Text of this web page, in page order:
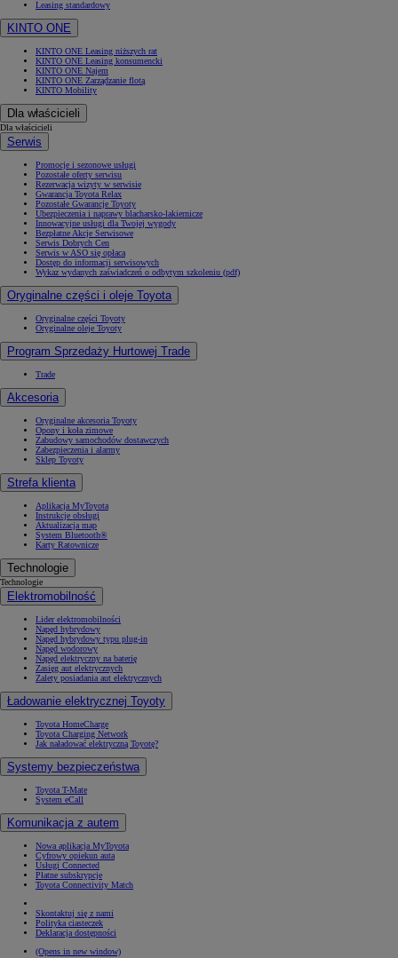
Leasing standardowy
KINTO ONE
KINTO ONE Leasing niższych rat
KINTO ONE Leasing konsumencki
KINTO ONE Najem
KINTO ONE Zarządzanie flotą
KINTO Mobility
Dla właścicieli
Dla właścicieli
Serwis
Promocje i sezonowe usługi
Pozostałe oferty serwisu
Rezerwacja wizyty w serwisie
Gwarancja Toyota Relax
Pozostałe Gwarancje Toyoty
Ubezpieczenia i naprawy blacharsko-lakiernicze
Innowacyjne usługi dla Twojej wygody
Bezpłatne Akcje Serwisowe
Serwis Dobrych Cen
Serwis w ASO się opłaca
Dostęp do informacji serwisowych
Wykaz wydanych zaświadczeń o odbytym szkoleniu (pdf)
Oryginalne części i oleje Toyota
Oryginalne części Toyoty
Oryginalne oleje Toyoty
Program Sprzedaży Hurtowej Trade
Trade
Akcesoria
Oryginalne akcesoria Toyoty
Opony i koła zimowe
Zabudowy samochodów dostawczych
Zabezpieczenia i alarmy
Sklep Toyoty
Strefa klienta
Aplikacja MyToyota
Instrukcje obsługi
Aktualizacja map
System Bluetooth®
Karty Ratownicze
Technologie
Technologie
Elektromobilność
Lider elektromobilności
Napęd hybrydowy
Napęd hybrydowy typu plug-in
Napęd wodorowy
Napęd elektryczny na baterię
Zasięg aut elektrycznych
Zalety posiadania aut elektrycznych
Ładowanie elektrycznej Toyoty
Toyota HomeCharge
Toyota Charging Network
Jak naładować elektryczną Toyotę?
Systemy bezpieczeństwa
Toyota T-Mate
System eCall
Komunikacja z autem
Nowa aplikacja MyToyota
Cyfrowy opiekun auta
Usługi Connected
Płatne subskrypcje
Toyota Connectivity Match
Skontaktuj się z nami
Polityka ciasteczek
Deklaracja dostępności
(Opens in new window)